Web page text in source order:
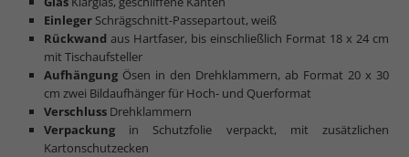
Einleger Schrägschnitt-Passepartout, weiß
Rückwand aus Hartfaser, bis einschließlich Format 18 x 24 cm
mit Tischaufsteller
Aufhängung Ösen in den Drehklammern, ab Format 20 x 30
cm zwei Bildaufhänger für Hoch- und Querformat
Verschluss Drehklammern
Verpackung in Schutzfolie verpackt, mit zusätzlichen
Kartonschutzecken